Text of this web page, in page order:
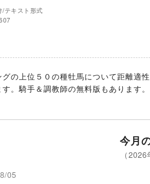
/テキスト形式
グの上位５０の種牡馬について距離適
。騎手＆調教師の無料版もあります。
今月
（2026
05